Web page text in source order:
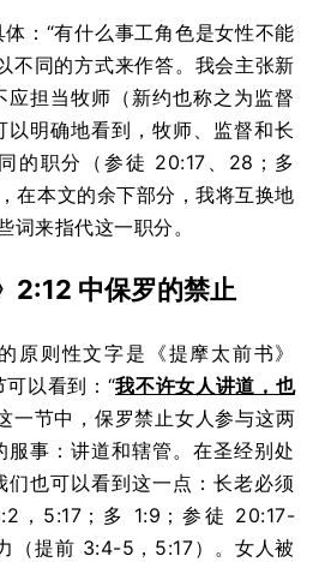
：“有什么事工角色是女性不能
不同的方式来作答。我会主张新
担当牧师（新约也称之为监督
明确地看到，牧师、监督和长
的职分（参徒 20:17、28；多
在本文的余下部分，我将互换地
词来指代这一职分。
2:12 中保罗的禁止
原则性文字是《提摩太前书》
以看到：“我不许女人讲道，也
一节中，保罗禁止女人参与这两
事：讲道和辖管。在圣经别处
们也可以看到这一点：长老必须
，5:17；多 1:9；参徒 20:17-
（提前 3:4-5，5:17）。女人被